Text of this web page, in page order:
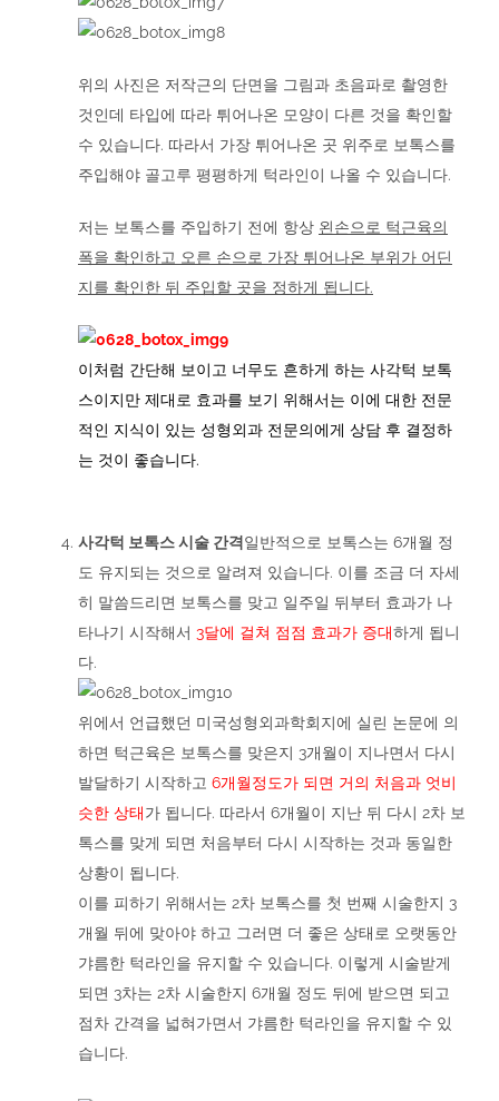
위의 사진은 저작근의 단면을 그림과 초음파로 촬영한
것인데 타입에 따라 튀어나온 모양이 다른 것을 확인할
수 있습니다. 따라서 가장 튀어나온 곳 위주로 보톡스를
주입해야 골고루 평평하게 턱라인이 나올 수 있습니다.
저는 보톡스를 주입하기 전에 항상 왼손으로 턱근육의
폭을 확인하고 오른 손으로 가장 튀어나온 부위가 어딘
지를 확인한 뒤 주입할 곳을 정하게 됩니다.
이처럼 간단해 보이고 너무도 흔하게 하는 사각턱 보톡
스이지만 제대로 효과를 보기 위해서는 이에 대한 전문
적인 지식이 있는 성형외과 전문의에게 상담 후 결정하
는 것이 좋습니다.
사각턱 보톡스 시술 간격 일반적으로 보톡스는 6개월 정
도 유지되는 것으로 알려져 있습니다. 이를 조금 더 자세
히 말씀드리면 보톡스를 맞고 일주일 뒤부터 효과가 나
타나기 시작해서 3달에 걸쳐 점점 효과가 증대하게 됩니
다.
위에서 언급했던 미국성형외과학회지에 실린 논문에 의
하면 턱근육은 보톡스를 맞은지 3개월이 지나면서 다시
발달하기 시작하고 6개월정도가 되면 거의 처음과 엇비
슷한 상태가 됩니다. 따라서 6개월이 지난 뒤 다시 2차 보
톡스를 맞게 되면 처음부터 다시 시작하는 것과 동일한
상황이 됩니다.
이를 피하기 위해서는 2차 보톡스를 첫 번째 시술한지 3
개월 뒤에 맞아야 하고 그러면 더 좋은 상태로 오랫동안
갸름한 턱라인을 유지할 수 있습니다. 이렇게 시술받게
되면 3차는 2차 시술한지 6개월 정도 뒤에 받으면 되고
점차 간격을 넓혀가면서 갸름한 턱라인을 유지할 수 있
습니다.